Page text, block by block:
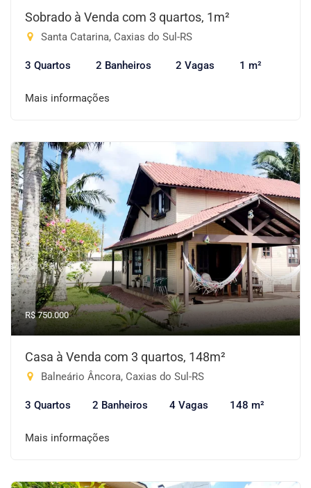
Sobrado à Venda com 3 quartos, 1m²
Santa Catarina, Caxias do Sul-RS
3 Quartos 2 Banheiros 2 Vagas 1 m²
Mais informações
R$ 750.000
Casa à Venda com 3 quartos, 148m²
Balneário Âncora, Caxias do Sul-RS
3 Quartos 2 Banheiros 4 Vagas 148 m²
Mais informações